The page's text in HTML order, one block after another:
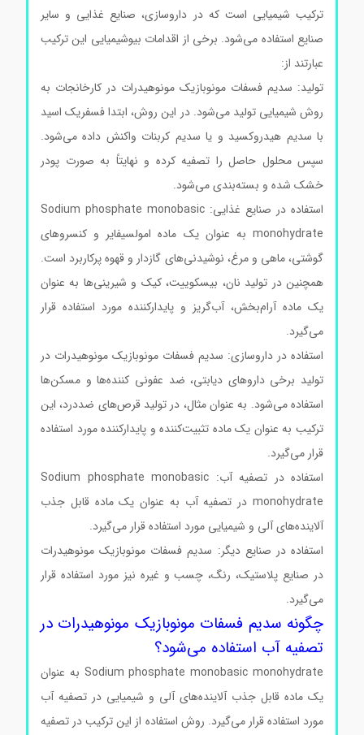
ترکیب شیمیایی است که در داروسازی، صنایع غذایی و سایر
صنایع استفاده می‌شود. برخی از اقدامات بیوشیمیایی این ترکیب
عبارتند از:
تولید: سدیم فسفات مونوبازیک مونوهیدرات در کارخانجات به
روش شیمیایی تولید می‌شود. در این روش، ابتدا فسفریک اسید
با سدیم هیدروکسید و یا سدیم کربنات واکنش داده می‌شود.
سپس محلول حاصل را تصفیه کرده و نهایتاً به صورت پودر
خشک شده و بسته‌بندی می‌شود.
استفاده در صنایع غذایی: Sodium phosphate monobasic
monohydrate به عنوان یک ماده امولسیفایر و کنسروهای
گوشتی، ماهی و مرغ، نوشیدنی‌های گازدار و قهوه پرکاربرد است.
همچنین در تولید نان، بیسکوییت، کیک و شیرینی‌ها به عنوان
یک ماده آرام‌بخش، آب‌گریز و پایدارکننده مورد استفاده قرار
می‌گیرد.
استفاده در داروسازی: سدیم فسفات مونوبازیک مونوهیدرات در
تولید برخی داروهای دیابتی، ضد عفونی کننده‌ها و مسکن‌ها
استفاده می‌شود. به عنوان مثال، در تولید قرص‌های ضددرد، این
ترکیب به عنوان یک ماده تثبیت‌کننده و پایدارکننده مورد استفاده
قرار می‌گیرد.
استفاده در تصفیه آب: Sodium phosphate monobasic
monohydrate در تصفیه آب به عنوان یک ماده قابل جذب
آلاینده‌های آلی و شیمیایی مورد استفاده قرار می‌گیرد.
استفاده در صنایع دیگر: سدیم فسفات مونوبازیک مونوهیدرات
در صنایع پلاستیک، رنگ، چسب و غیره نیز مورد استفاده قرار
می‌گیرد.
چگونه سدیم فسفات مونوبازیک مونوهیدرات در
تصفیه آب استفاده می‌شود؟
Sodium phosphate monobasic monohydrate به عنوان
یک ماده قابل جذب آلاینده‌های آلی و شیمیایی در تصفیه آب
مورد استفاده قرار می‌گیرد. روش استفاده از این ترکیب در تصفیه